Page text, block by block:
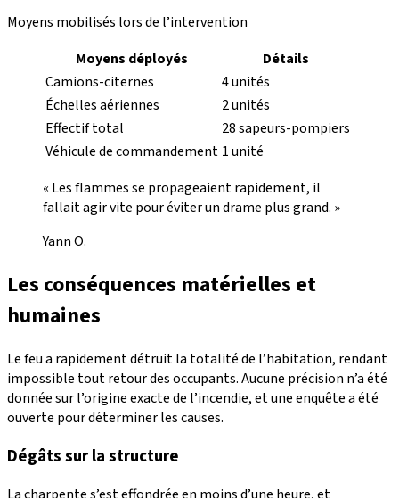
Moyens mobilisés lors de l’intervention
Moyens déployés
Détails
Camions-citernes
4 unités
Échelles aériennes
2 unités
Effectif total
28 sapeurs-pompiers
Véhicule de commandement 1 unité
« Les flammes se propageaient rapidement, il
fallait agir vite pour éviter un drame plus grand. »
Yann O.
Les conséquences matérielles et
humaines
Le feu a rapidement détruit la totalité de l’habitation, rendant
impossible tout retour des occupants. Aucune précision n’a été
donnée sur l’origine exacte de l’incendie, et une enquête a été
ouverte pour déterminer les causes.
Dégâts sur la structure